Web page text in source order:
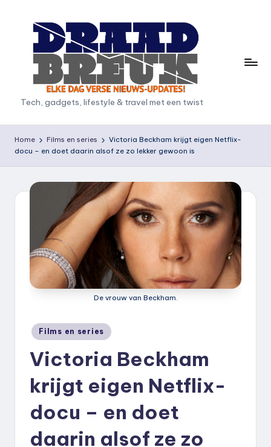
D
r
a
a
Tech, gadgets, lifestyle & travel met een twist
Home Films en series
Victoria Beckham krijgt eigen Netflix-
docu – en doet daarin alsof ze zo lekker gewoon is
De vrouw van Beckham.
Geplaatst
in
Films en series
Victoria Beckham
krijgt eigen Netflix-
docu – en doet
daarin alsof ze zo